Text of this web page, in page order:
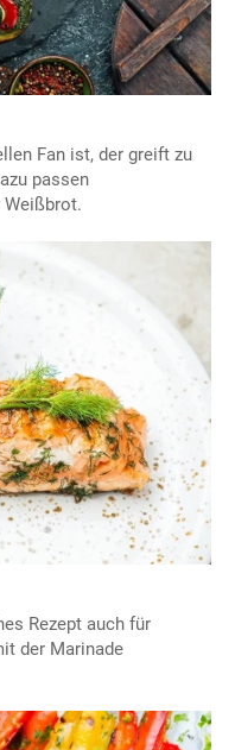
Fan ist, der greift zu
passen
Rezept auch für
der Marinade